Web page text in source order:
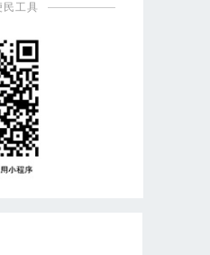
工具